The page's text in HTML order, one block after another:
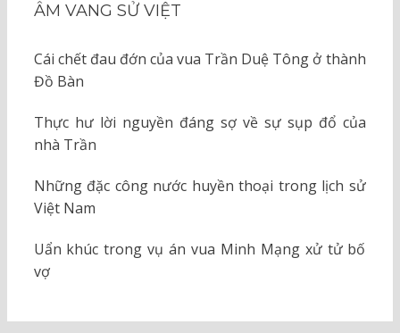
ÂM VANG SỬ VIỆT
Cái chết đau đớn của vua Trần Duệ Tông ở thành
Đồ Bàn
Thực hư lời nguyền đáng sợ về sự sụp đổ của
nhà Trần
Những đặc công nước huyền thoại trong lịch sử
Việt Nam
Uẩn khúc trong vụ án vua Minh Mạng xử tử bố
vợ